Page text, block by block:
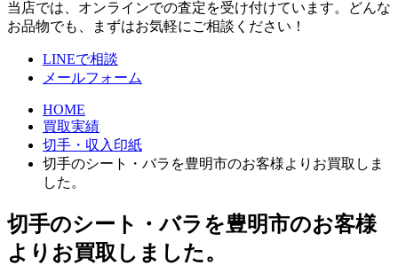
当店では、オンラインでの査定を受け付けています。どんな
お品物でも、まずはお気軽にご相談ください！
LINEで相談
メールフォーム
HOME
買取実績
切手・収入印紙
切手のシート・バラを豊明市のお客様よりお買取しま
した。
切手のシート・バラを豊明市のお客様
よりお買取しました。